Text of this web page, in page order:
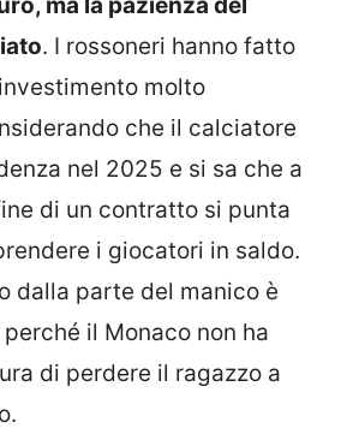
ma la pazienza del
. I rossoneri hanno fatto
molto
che il calciatore
nel 2025 e si sa che a
di un contratto si punta
i giocatori in saldo.
dalla parte del manico è
il Monaco non ha
di perdere il ragazzo a